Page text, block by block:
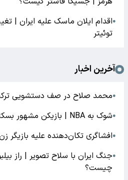
●اقدام ایلان ماسک علیه ایران |
توئیتر
آخرین اخبار
●محمد صلاح در صف دستشویی
●شوک به NBA | بازیکن مشهور بسکتبال اوردوز کرد!
●افشاگری‌ تکان‌دهنده علیه بازیگر
●جنگ ایران با سلاح تصویر | راز
چیست؟